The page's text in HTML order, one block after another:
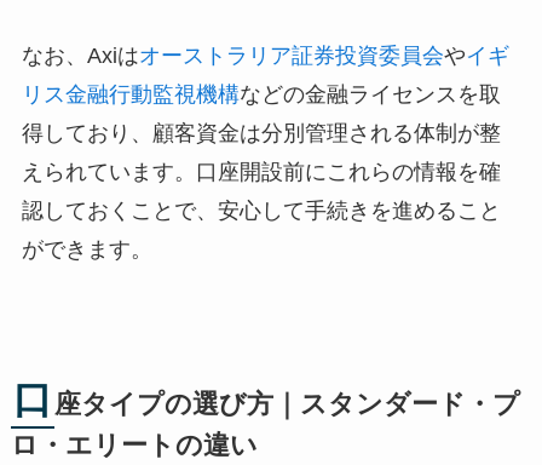
なお、Axiはオーストラリア証券投資委員会やイギ
リス金融行動監視機構などの金融ライセンスを取
得しており、顧客資金は分別管理される体制が整
えられています。口座開設前にこれらの情報を確
認しておくことで、安心して手続きを進めること
ができます。
口 座タイプの選び方｜スタンダード・プ
ロ・エリートの違い